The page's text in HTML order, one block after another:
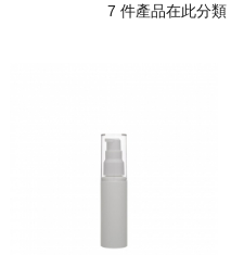
7 件產品在此分類